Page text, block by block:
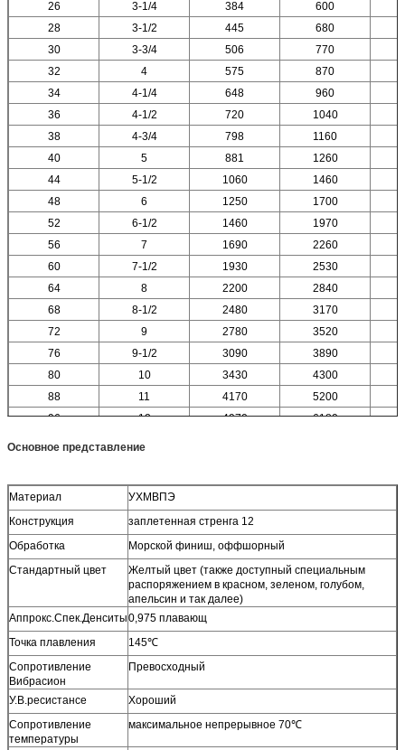
26
3-1/4 384
600
28
3-1/2 445
680
30
3-3/4 506
770
32
4 575
870
34
4-1/4 648
960
36
4-1/2 720
1040
38
4-3/4 798 1160
40
5 881 1260
44
5-1/2 1060 1460
48
6 1250 1700
52
6-1/2 1460 1970
56
7 1690 2260
60
7-1/2 1930 2530
64
8 2200 2840
68
8-1/2 2480 3170
72
9 2780 3520
76
9-1/2 3090 3890
80
10 3430 4300
88
11 4170 5200
96
12 4970 6180
Основное представление
Материал
УХМВПЭ
Конструкция
заплетенная стренга 12
Обработка
Морской финиш, оффшорный
Стандартный цвет
Желтый цвет (также доступный специальным
распоряжением в красном, зеленом, голубом,
апельсин и так далее)
Аппрокс.Спек.Денситы0,975 плавающ
Точка плавления
145℃
Сопротивление
Вибрасион
Превосходный
У.В.ресистансе
Хороший
Сопротивление
температуры
максимальное непрерывное 70℃